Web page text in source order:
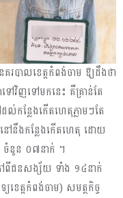
បាលខេត្តកំពង់ចាម ឱ្យដឹងថា
ាទៅវិញទៅមកនេះ គឺគ្រាន់តែ
ល់កន្លែងកើតហេតុភ្លាមៗតែ
ៅនឹងកន្លែងកើតហេតុ ដោយ
ចំនួន ០៧នាក់ ។
ៅពីជនសង្ស័យ ទាំង ១៤នាក់
ខេត្ដកំពង់ចាម) សមត្ថកិច្ច